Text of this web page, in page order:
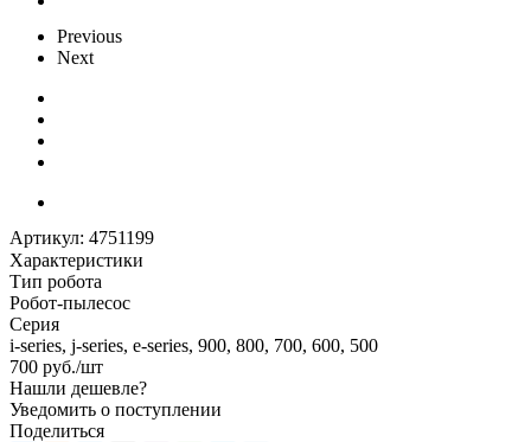
Previous
Next
Артикул: 4751199
Характеристики
Тип робота
Робот-пылесос
Серия
i-series, j-series, e-series, 900, 800, 700, 600, 500
700 руб./шт
Нашли дешевле?
Уведомить о поступлении
Поделиться